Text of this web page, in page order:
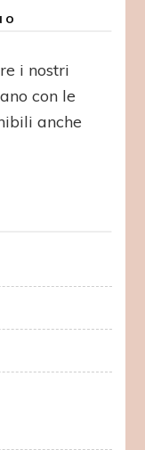
i nostri
con le
anche